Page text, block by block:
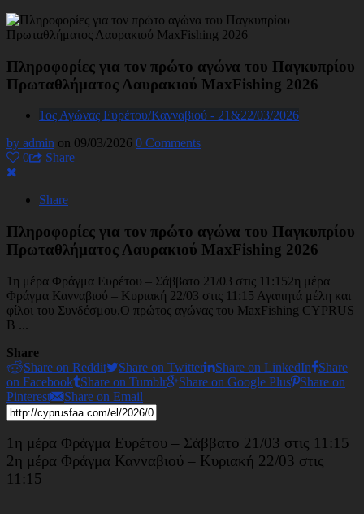
Πληροφορίες για τον πρώτο αγώνα του Παγκυπρίου
Πρωταθλήματος Λαυρακιού MaxFishing 2026
1ος Αγώνας Ευρέτου/Κανναβιού - 21&22/03/2026
by admin on 09/03/2026 0 Comments
0
Share
Share
Πληροφορίες για τον πρώτο αγώνα του Παγκυπρίου
Πρωταθλήματος Λαυρακιού MaxFishing 2026
1η μέρα Φράγμα Ευρέτου – Σάββατο 21/03 στις 11:152η μέρα
Φράγμα Κανναβιού – Κυριακή 22/03 στις 11:15 Αγαπητά μέλη και
φίλοι του Συνδέσμου.Ο πρώτος αγώνας του MaxFishing CYPRUS
B ...
Share
Share on Reddit
Share on Twitter Share on LinkedIn
Share
on Facebook Share on Tumblr Share on Google Plus
Share on
Pinterest
Share on Email
1η μέρα Φράγμα Ευρέτου – Σάββατο 21/03 στις 11:15
2η μέρα Φράγμα Κανναβιού – Κυριακή 22/03 στις
11:15